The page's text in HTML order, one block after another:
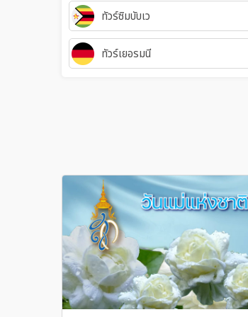
ทัวร์ซิมบับเว
ทัวร์เยอรมนี